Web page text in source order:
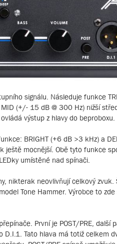
signálu. Následuje funkce
(+/- 15 dB @ 300 Hz) nižší
výstup z hlavy do beproboxu.
BRIGHT (+6 dB >3 kHz) a
ještě mocnější. Obě tyto funkce
umístěné nad spínači.
nikterak neovlivňují celkový zvuk.
Tone Hammer. Výrobce to
První je POST/PRE, další
D.I.1. Tato hlava má totiž celkem